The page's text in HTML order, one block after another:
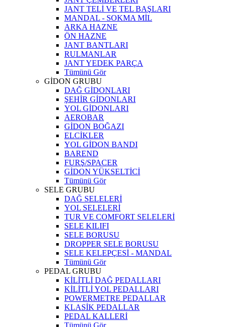
JANT TELİ VE TEL BAŞLARI
MANDAL - SOKMA MİL
ARKA HAZNE
ÖN HAZNE
JANT BANTLARI
RULMANLAR
JANT YEDEK PARÇA
Tümünü Gör
GİDON GRUBU
DAĞ GİDONLARI
ŞEHİR GİDONLARI
YOL GİDONLARI
AEROBAR
GİDON BOĞAZI
ELCİKLER
YOL GİDON BANDI
BAREND
FURŞ/SPACER
GİDON YÜKSELTİCİ
Tümünü Gör
SELE GRUBU
DAĞ SELELERİ
YOL SELELERİ
TUR VE COMFORT SELELERİ
SELE KILIFI
SELE BORUSU
DROPPER SELE BORUSU
SELE KELEPÇESİ - MANDAL
Tümünü Gör
PEDAL GRUBU
KİLİTLİ DAĞ PEDALLARI
KİLİTLİ YOL PEDALLARI
POWERMETRE PEDALLAR
KLASİK PEDALLAR
PEDAL KALLERİ
Tümünü Gör